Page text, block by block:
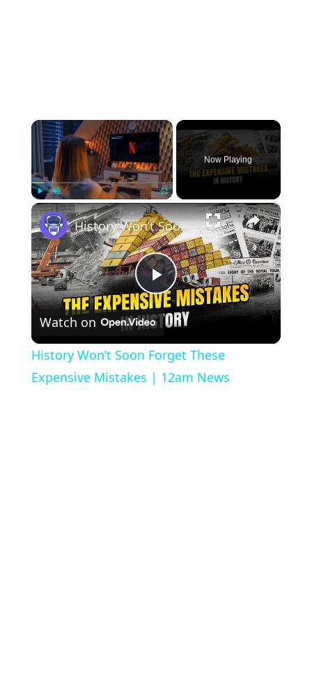
×
Play Unmute Fullscreen
Now Playing
×
Play
Video
History Won’t Soon Forget These Expensive Mistakes | 12am News
Watch on
History Won’t Soon Forget These
Expensive Mistakes | 12am News